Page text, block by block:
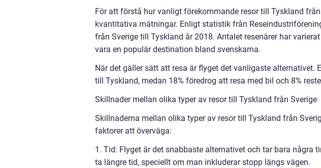
För att förstå hur vanligt förekommande resor till Tyskland
kvantitativa mätningar. Enligt statistik från
från Sverige till Tyskland år 2018. Antalet resenärer har
vara en populär destination bland svenskarna.
När det gäller sätt att resa är flyget det vanligaste alternativet.
till Tyskland, medan 18% föredrog att resa med bil och 8%
Skillnader mellan olika typer av resor till Tyskland från Sverige
Skillnaderna mellan olika typer av resor till Tyskland från
faktorer att överväga:
1. Tid: Flyget är det snabbaste alternativet och tar bara några
ta längre tid, speciellt om man inkluderar stopp längs vägen.